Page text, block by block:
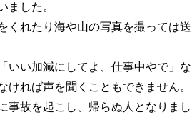
ました。
くれたり海や山の写真を撮っては送
いい加減にしてよ、仕事中やで」な
れば声を聞くこともできません。
事故を起こし、帰らぬ人となりまし